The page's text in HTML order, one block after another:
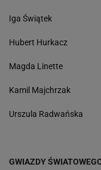
Iga Świątek
Hubert Hurkacz
Magda Linette
Kamil Majchrzak
Urszula Radwańska
GWIAZDY